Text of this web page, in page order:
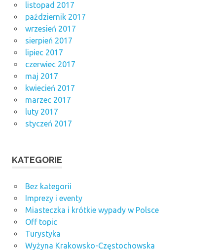
listopad 2017
październik 2017
wrzesień 2017
sierpień 2017
lipiec 2017
czerwiec 2017
maj 2017
kwiecień 2017
marzec 2017
luty 2017
styczeń 2017
KATEGORIE
Bez kategorii
Imprezy i eventy
Miasteczka i krótkie wypady w Polsce
Off topic
Turystyka
Wyżyna Krakowsko-Częstochowska